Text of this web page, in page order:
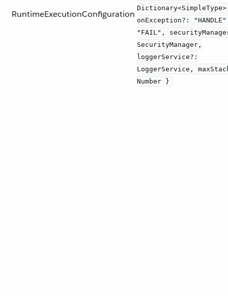
RuntimeExecutionConfiguration
onException?:
"FAIL",
SecurityManager,
loggerService?:
LoggerService,
Number }